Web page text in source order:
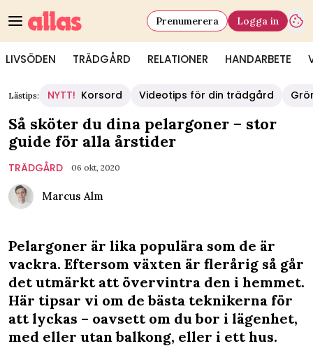
LIVSÖDEN TRÄDGÅRD RELATIONER HANDARBETE
Prenumerera Logga in
Lästips: NYTT! Korsord Videotips för din trädgård
Så sköter du dina pelargoner – stor
guide för alla årstider
TRÄDGÅRD 06 okt, 2020
Marcus Alm
Pelargoner är lika populära som de är
vackra. Eftersom växten är flerårig så går
det utmärkt att övervintra den i hemmet.
Här tipsar vi om de bästa teknikerna för
att lyckas – oavsett om du bor i lägenhet,
med eller utan balkong, eller i ett hus.